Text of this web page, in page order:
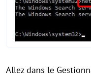
Allez dans le